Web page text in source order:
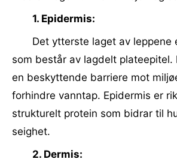
1. Epidermis:
Det ytterste laget av leppene
som består av lagdelt plateepitel.
en beskyttende barriere mot
forhindre vanntap. Epidermis er
strukturelt protein som bidrar til
seighet.
2. Dermis: